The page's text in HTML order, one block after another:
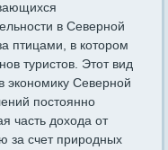
в Северной
птицами, в котором
туристов. Этот вид
экономику Северной
постоянно
часть дохода от
за счет природных